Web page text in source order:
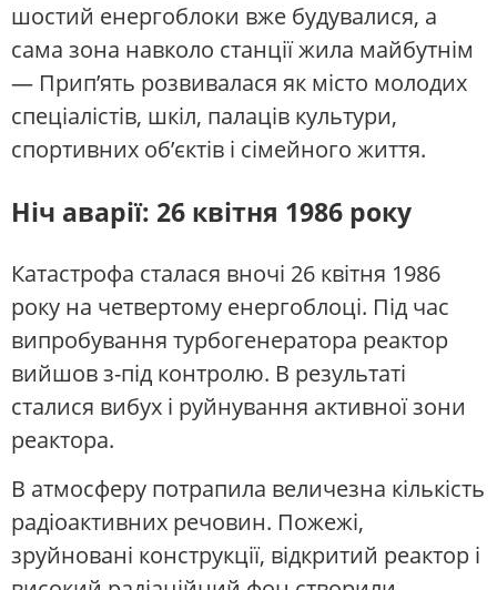
шостий енергоблоки вже будувалися, а
сама зона навколо станції жила майбутнім
— Прип’ять розвивалася як місто молодих
спеціалістів, шкіл, палаців культури,
спортивних об’єктів і сімейного життя.
Ніч аварії: 26 квітня 1986 року
Катастрофа сталася вночі 26 квітня 1986
року на четвертому енергоблоці. Під час
випробування турбогенератора реактор
вийшов з-під контролю. В результаті
сталися вибух і руйнування активної зони
реактора.
В атмосферу потрапила величезна кількість
радіоактивних речовин. Пожежі,
зруйновані конструкції, відкритий реактор і